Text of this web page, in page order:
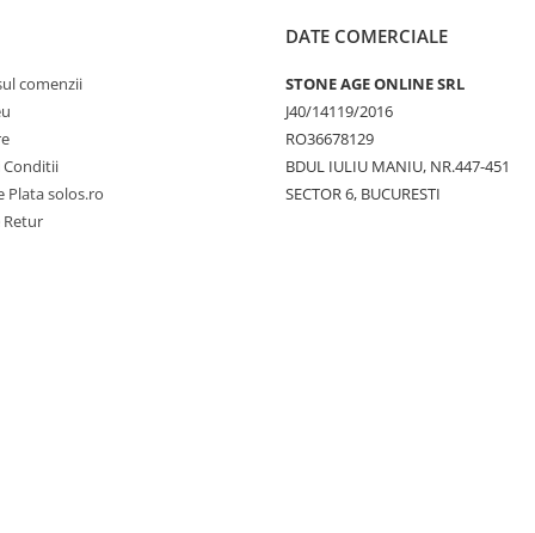
comenzii
Conditii
Plata solos.ro
Retur
DATE COMERCIALE
STONE AGE ONLINE SRL
J40/14119/2016
RO36678129
BDUL IULIU MANIU, NR.447-451
SECTOR 6, BUCURESTI